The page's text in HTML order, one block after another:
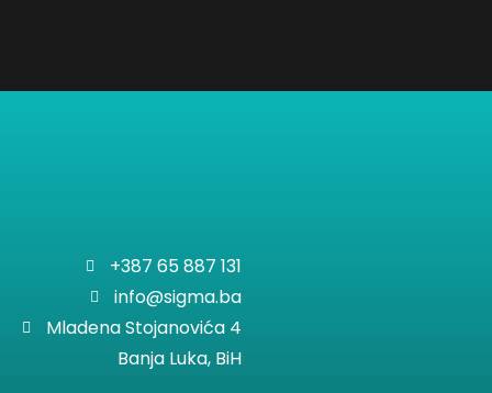
+387 65 887 131
info@sigma.ba
Mladena Stojanovića 4
Banja Luka, BiH